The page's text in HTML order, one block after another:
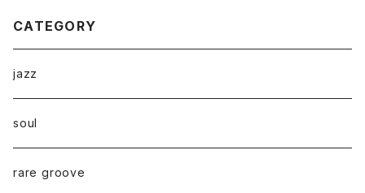
CATEGORY
jazz
soul
rare groove